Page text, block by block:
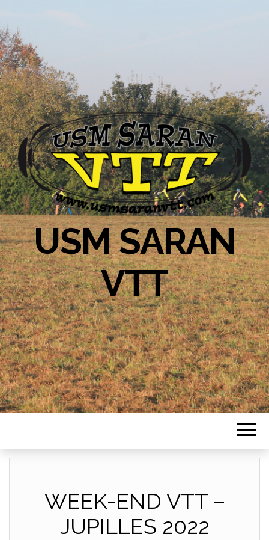
USM SARAN
VTT
WEEK-END VTT –
JUPILLES 2022